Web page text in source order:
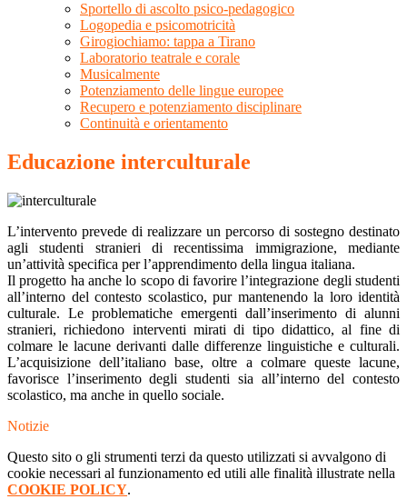
Sportello di ascolto psico-pedagogico
Logopedia e psicomotricità
Girogiochiamo: tappa a Tirano
Laboratorio teatrale e corale
Musicalmente
Potenziamento delle lingue europee
Recupero e potenziamento disciplinare
Continuità e orientamento
Educazione interculturale
L’intervento prevede di realizzare un percorso di sostegno destinato
agli studenti stranieri di recentissima immigrazione, mediante
un’attività specifica per l’apprendimento della lingua italiana.
Il progetto ha anche lo scopo di favorire l’integrazione degli studenti
all’interno del contesto scolastico, pur mantenendo la loro identità
culturale. Le problematiche emergenti dall’inserimento di alunni
stranieri, richiedono interventi mirati di tipo didattico, al fine di
colmare le lacune derivanti dalle differenze linguistiche e culturali.
L’acquisizione dell’italiano base, oltre a colmare queste lacune,
favorisce l’inserimento degli studenti sia all’interno del contesto
scolastico, ma anche in quello sociale.
Notizie
Questo sito o gli strumenti terzi da questo utilizzati si avvalgono di
cookie necessari al funzionamento ed utili alle finalità illustrate nella
COOKIE POLICY.